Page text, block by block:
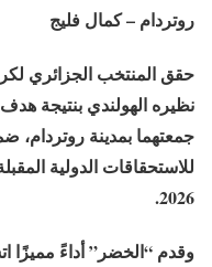
روتردام – كمال فليج
حقق المنتخب الجزائري
نظيره الهولندي بنتيجة
جمعتهما بمدينة روتردام،
للاستحقاقات الدولية
2026.
وقدم “الخضر” أداءً مميزًا